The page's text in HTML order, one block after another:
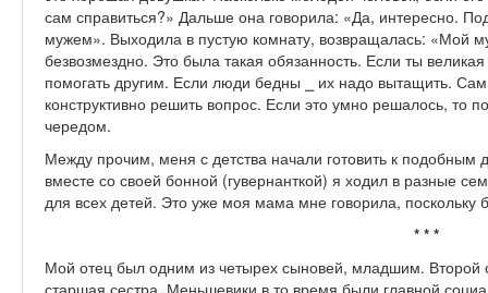
сам справиться?» Дальше она говорила: «Да, интересно.
мужем». Выходила в пустую комнату, возвращалась: «Мой
безвозмездно. Это была такая обязанность. Если ты
помогать другим. Если люди бедны ⎯ их надо вытащить.
конструктивно решить вопрос. Если это умно решалось,
чередом.
Между прочим, меня с детства начали готовить к подобным
вместе со своей бонной (гувернанткой) я ходил в разные
для всех детей. Это уже моя мама мне говорила, поскольку
* * *
Мой отец был одним из четырех сыновей, младшим.
старшая сестра. Меньшевики в то время были главной